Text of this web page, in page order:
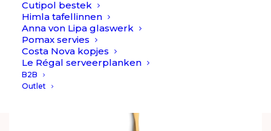
Cutipol bestek
Himla tafellinnen
Anna von Lipa glaswerk
Pomax servies
Costa Nova kopjes
Le Régal serveerplanken
B2B
Outlet